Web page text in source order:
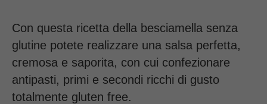
Con questa ricetta della besciamella senza
glutine potete realizzare una salsa perfetta,
cremosa e saporita, con cui confezionare
antipasti, primi e secondi ricchi di gusto
totalmente gluten free.